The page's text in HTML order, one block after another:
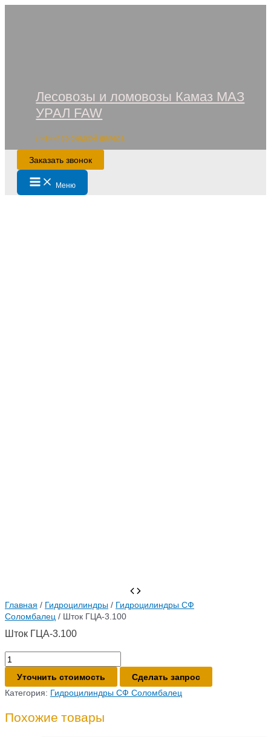
Лесовозы и ломовозы Камаз МАЗ
УРАЛ FAW
Лизинг со скидкой дилера
Заказать звонок
Main
Menu Меню
Главная / Гидроцилиндры / Гидроцилиндры СФ
Соломбалец / Шток ГЦА-3.100
Шток ГЦА-3.100
Количество
товара
Шток
ГЦА-3.100
Уточнить стоимость
Сделать запрос
Категория: Гидроцилиндры СФ Соломбалец
Похожие товары